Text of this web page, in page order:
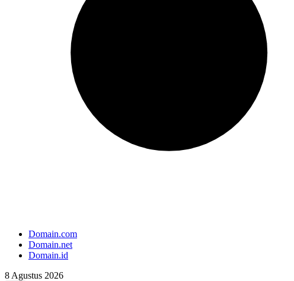
Domain.com
Domain.net
Domain.id
8 Agustus 2026